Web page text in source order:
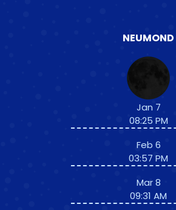
NEUMOND
Jan 7
08:25 PM
Feb 6
03:57 PM
Mar 8
09:31 AM